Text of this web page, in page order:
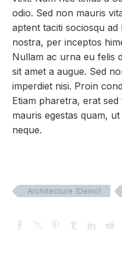
odio. Sed non mauris
aptent taciti sociosqu
nostra, per inceptos
Nullam ac urna eu felis
sit amet a augue. Sed
imperdiet nisi. Proin
Etiam pharetra, erat
mauris egestas quam,
neque.
Architecture (Demo)